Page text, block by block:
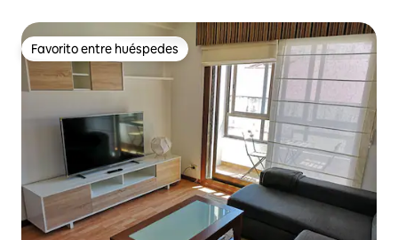
Favorito entre huéspedes
Favorito entre huéspedes